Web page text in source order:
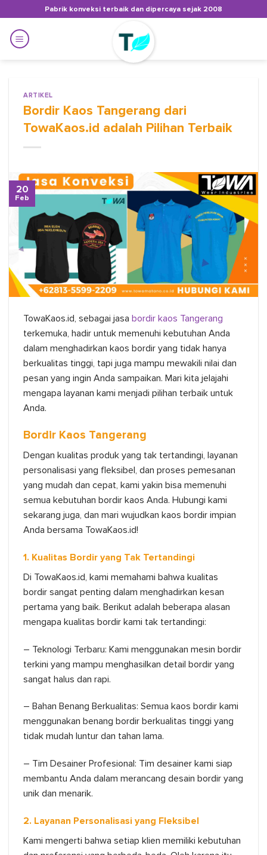
to
content
Pabrik konveksi terbaik dan dipercaya sejak 2008
ARTIKEL
Bordir Kaos Tangerang dari
TowaKaos.id adalah Pilihan Terbaik
20
Feb
TowaKaos.id, sebagai jasa bordir kaos Tangerang
terkemuka, hadir untuk memenuhi kebutuhan Anda
dalam menghadirkan kaos bordir yang tidak hanya
berkualitas tinggi, tapi juga mampu mewakili nilai dan
pesan yang ingin Anda sampaikan. Mari kita jelajahi
mengapa layanan kami menjadi pilihan terbaik untuk
Anda.
Bordir Kaos Tangerang
Dengan kualitas produk yang tak tertandingi, layanan
personalisasi yang fleksibel, dan proses pemesanan
yang mudah dan cepat, kami yakin bisa memenuhi
semua kebutuhan bordir kaos Anda. Hubungi kami
sekarang juga, dan mari wujudkan kaos bordir impian
Anda bersama TowaKaos.id!
1. Kualitas Bordir yang Tak Tertandingi
Di TowaKaos.id, kami memahami bahwa kualitas
bordir sangat penting dalam menghadirkan kesan
pertama yang baik. Berikut adalah beberapa alasan
mengapa kualitas bordir kami tak tertandingi:
– Teknologi Terbaru: Kami menggunakan mesin bordir
terkini yang mampu menghasilkan detail bordir yang
sangat halus dan rapi.
– Bahan Benang Berkualitas: Semua kaos bordir kami
menggunakan benang bordir berkualitas tinggi yang
tidak mudah luntur dan tahan lama.
– Tim Desainer Profesional: Tim desainer kami siap
membantu Anda dalam merancang desain bordir yang
unik dan menarik.
2. Layanan Personalisasi yang Fleksibel
Kami mengerti bahwa setiap klien memiliki kebutuhan